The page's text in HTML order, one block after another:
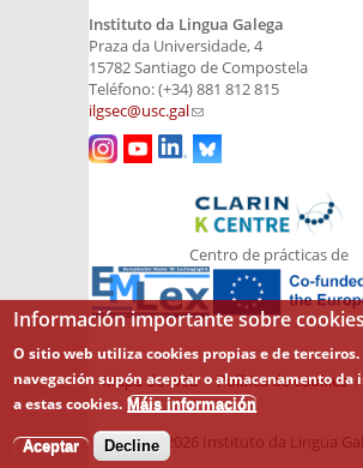
Instituto da Lingua Galega
Praza da Universidade, 4
15782 Santiago de Compostela
Teléfono: (+34) 881 812 815
ilgsec@usc.gal(link sends e-mail)
Centro de prácticas de
Política de cookies
Mapa do web
© 2026 Instituto da Lingua
Información importante sobre cookies
O sitio web utiliza cookies propias e de
navegación supón aceptar o almacenamento
a estas cookies. Máis información
Aceptar Decline